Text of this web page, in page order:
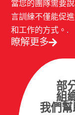
當您的團隊需要
言訓練不僅能促
和工作的方式。.
瞭解更多
部
組
我們